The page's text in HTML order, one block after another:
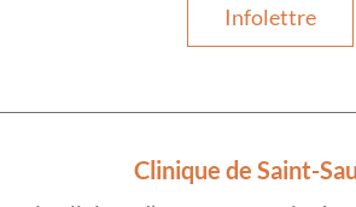
Infolettre
Clinique de Saint-